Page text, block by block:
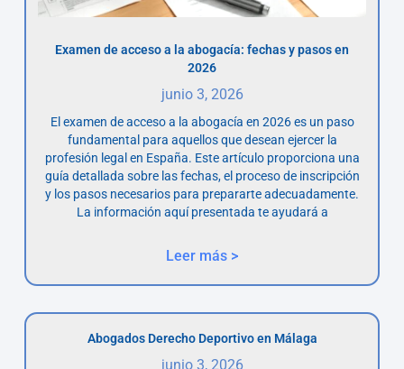
Examen de acceso a la abogacía: fechas y pasos en
2026
junio 3, 2026
El examen de acceso a la abogacía en 2026 es un paso
fundamental para aquellos que desean ejercer la
profesión legal en España. Este artículo proporciona una
guía detallada sobre las fechas, el proceso de inscripción
y los pasos necesarios para prepararte adecuadamente.
La información aquí presentada te ayudará a
Leer más >
Abogados Derecho Deportivo en Málaga
junio 3, 2026